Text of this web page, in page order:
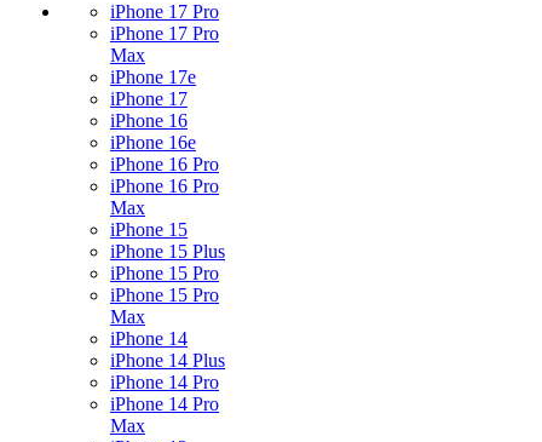
iPhone 17 Pro
iPhone 17 Pro
Max
iPhone 17e
iPhone 17
iPhone 16
iPhone 16e
iPhone 16 Pro
iPhone 16 Pro
Max
iPhone 15
iPhone 15 Plus
iPhone 15 Pro
iPhone 15 Pro
Max
iPhone 14
iPhone 14 Plus
iPhone 14 Pro
iPhone 14 Pro
Max